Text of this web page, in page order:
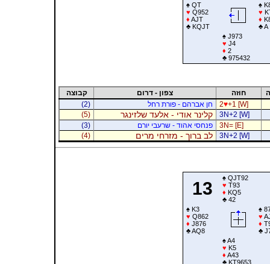
♠QT
♥ Q952
♦ AJT
♣KQJT
♠
♥
♦
♣A
♠J973
♥ J4
♦ 2
♣975432
חוזה צפון - דרום
קבוצה
2♥+1 [W] חן אברהם - פורת רחל
(2)
3N+2 [W]
קלינר אודי - אלעד שלזינגר
(5)
3N= [E]
פנחסי אהוד - שרעבי יורם
(3)
3N+2 [W]
לב ברוך - מזרחי מרים (4)
13
♠QJT92
♥ T93
♦ KQ5
♣42
♠K3
♥ Q862
♦ J876
♣AQ8
♠
♥
♦
♣
♠A4
♥ K5
♦ A43
♣KT9653